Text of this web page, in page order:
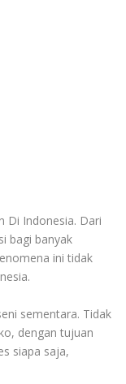
Di Indonesia. Dari
bagi banyak
ini tidak
sementara. Tidak
dengan tujuan
siapa saja,